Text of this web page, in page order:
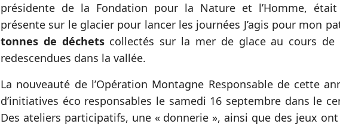
présidente de la Fondation pour la Nature et l’Homme,
présente sur le glacier pour lancer les journées J’agis pour mon
tonnes de déchetscollectés sur la mer de glace au cours de
redescendues dans la vallée.
La nouveauté de l’Opération Montagne Responsable de cette
d’initiatives éco responsables le samedi 16 septembre dans le
Des ateliers participatifs, une « donnerie », ainsi que des jeux